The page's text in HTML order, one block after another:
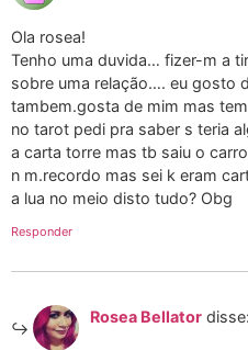
Ola rosea!
Tenho uma duvida… fizer-m a
sobre uma relação…. eu gosto
tambem.gosta de mim mas
no tarot pedi pra saber s teria
a carta torre mas tb saiu o
n m.recordo mas sei k eram
a lua no meio disto tudo? Obg
Responder
Rosea Bellator disse: